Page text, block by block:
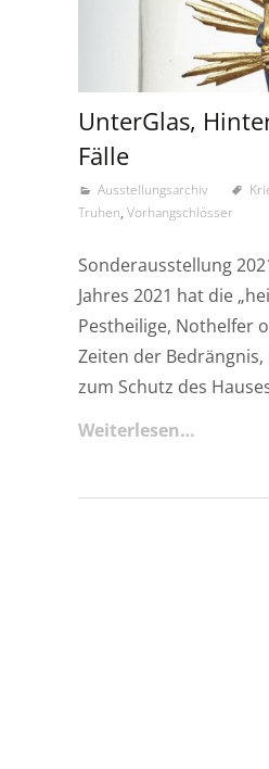
UnterGlas,
Fälle
Ausstellungsarchiv
Truhen, Vorhangschlösser
Sonderausstellung
Jahres 2021 hat die
Pestheilige, Nothelfer
Zeiten der
zum Schutz des
Weiterlesen…